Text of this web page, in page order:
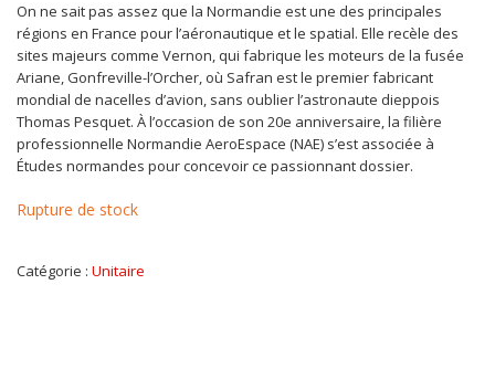
On ne sait pas assez que la Normandie est une des principales
régions en France pour l’aéronautique et le spatial. Elle recèle des
sites majeurs comme Vernon, qui fabrique les moteurs de la fusée
Ariane, Gonfreville-l’Orcher, où Safran est le premier fabricant
mondial de nacelles d’avion, sans oublier l’astronaute dieppois
Thomas Pesquet. À l’occasion de son 20e anniversaire, la filière
professionnelle Normandie AeroEspace (NAE) s’est associée à
Études normandes pour concevoir ce passionnant dossier.
Rupture de stock
Catégorie : Unitaire